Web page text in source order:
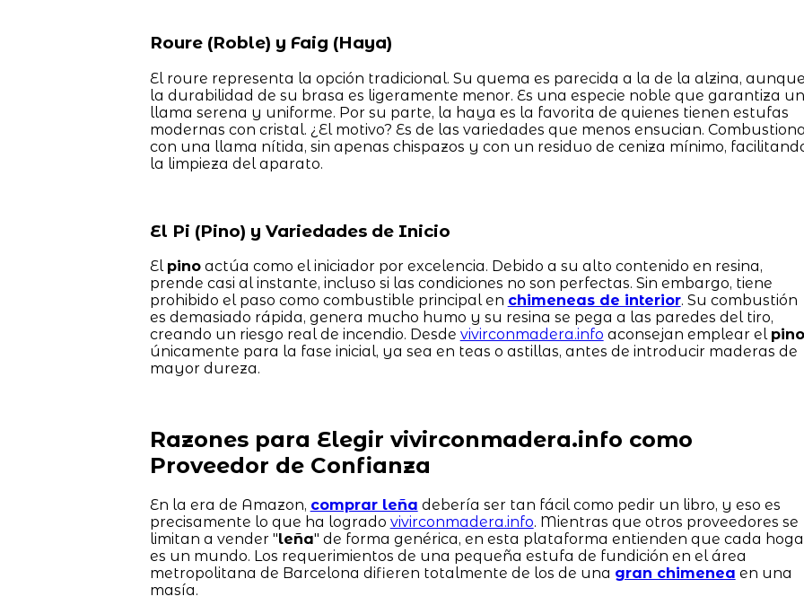
Roure (Roble) y Faig (Haya)
El roure representa la opción tradicional. Su quema es parecida a la de la alzina,
la durabilidad de su brasa es ligeramente menor. Es una especie noble que garantiza
llama serena y uniforme. Por su parte, la haya es la favorita de quienes tienen estufas
modernas con cristal. ¿El motivo? Es de las variedades que menos ensucian.
con una llama nítida, sin apenas chispazos y con un residuo de ceniza mínimo,
la limpieza del aparato.
El Pi (Pino) y Variedades de Inicio
El pinoactúa como el iniciador por excelencia. Debido a su alto contenido en resina,
prende casi al instante, incluso si las condiciones no son perfectas. Sin embargo, tiene
prohibido el paso como combustible principal en chimeneas de interior. Su combustión
es demasiado rápida, genera mucho humo y su resina se pega a las paredes del tiro,
creando un riesgo real de incendio. Desde vivirconmadera.info aconsejan emplear el pino
únicamente para la fase inicial, ya sea en teas o astillas, antes de introducir maderas de
mayor dureza.
Razones para Elegir vivirconmadera.info como
Proveedor de Confianza
En la era de Amazon, comprar leña debería ser tan fácil como pedir un libro, y eso es
precisamente lo que ha logrado vivirconmadera.info. Mientras que otros proveedores se
limitan a vender "leña" de forma genérica, en esta plataforma entienden que cada
es un mundo. Los requerimientos de una pequeña estufa de fundición en el área
metropolitana de Barcelona difieren totalmente de los de una gran chimenea en una
masía.